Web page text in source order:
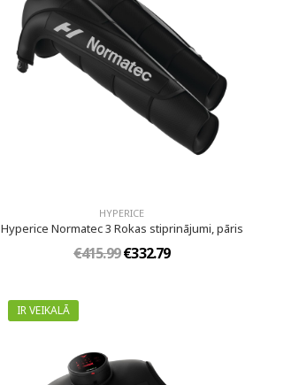
HYPERICE
Hyperice Normatec 3 Rokas stiprinājumi, pāris
€415.99€332.79
IR VEIKALĀ